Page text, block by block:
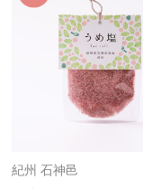
紀州 石神邑